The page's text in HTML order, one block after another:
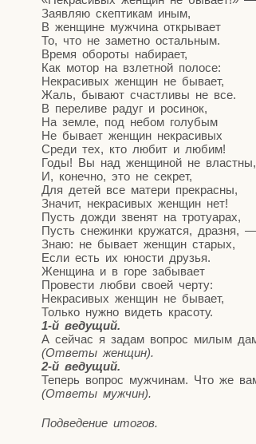
Заяв­ляю скеп­ти­кам иным,
В жен­щине муж­чи­на открывает
То, что не замет­но остальным.
Вре­мя обо­ро­ты набирает,
Как мотор на взлет­ной полосе:
Некра­си­вых жен­щин не бывает,
Жаль, быва­ют счаст­ли­вы не все.
В пере­ли­ве радуг и росинок,
На зем­ле, под небом голубым
Не быва­ет жен­щин некрасивых
Сре­ди тех, кто любит и любим!
Годы! Вы над жен­щи­ной не властны,
И, конеч­но, это не секрет,
Для детей все мате­ри прекрасны,
Зна­чит, некра­си­вых жен­щин нет!
Пусть дожди зве­нят на тротуарах,
Пусть сне­жин­ки кру­жат­ся, дразня, —
Знаю: не быва­ет жен­щин старых,
Если есть их юно­сти друзья.
Жен­щи­на и в горе забывает
Про­ве­сти люб­ви сво­ей черту:
Некра­си­вых жен­щин не бывает,
Толь­ко нуж­но видеть красоту.
1‑й веду­щий.
А сей­час я задам вопрос милым
(Отве­ты женщин).
2‑й веду­щий.
Теперь вопрос муж­чи­нам. Что же
(Отве­ты мужчин).
Под­ве­де­ние итогов.